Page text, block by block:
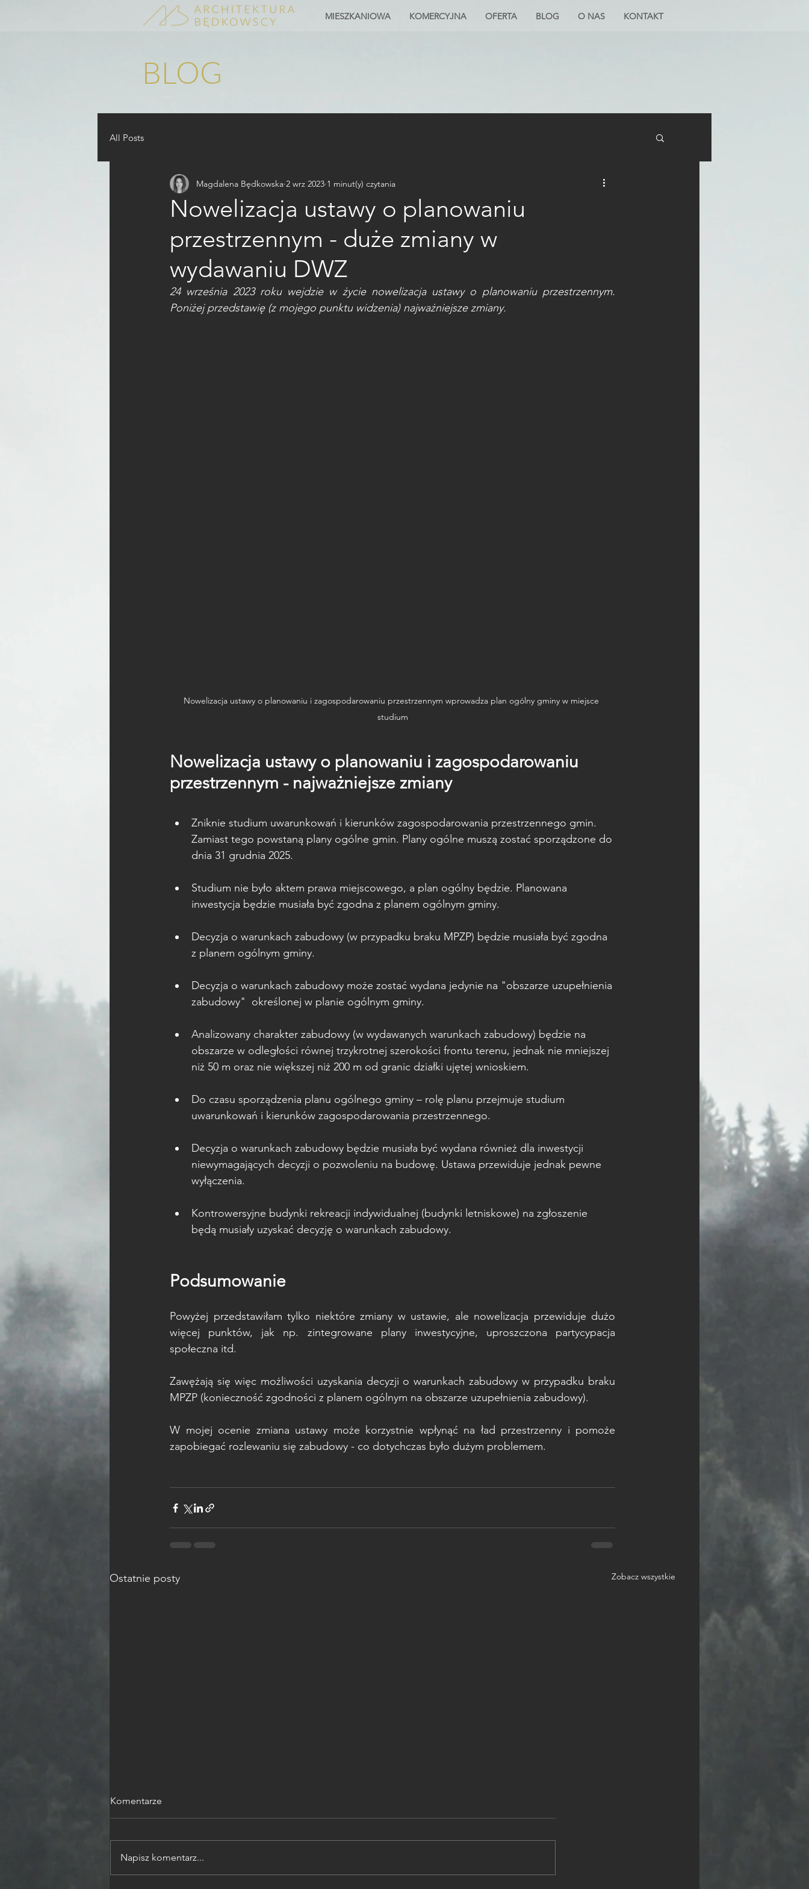
MIESZKANIOWA KOMERCYJNA OFERTA BLOG O NAS KONTAKT
BLOG
All Posts
Nowelizacja ustawy o planowaniu
przestrzennym - duże zmiany w
wydawaniu DWZ
Magdalena Będkowska 2 wrz 2023 1 minut(y) czytania
24 września 2023 roku wejdzie w życie nowelizacja ustawy o planowaniu przestrzennym.
Poniżej przedstawię (z mojego punktu widzenia) najważniejsze zmiany.
Nowelizacja ustawy o planowaniu i zagospodarowaniu przestrzennym wprowadza plan ogólny gminy w miejsce
studium
Nowelizacja ustawy o planowaniu i zagospodarowaniu
przestrzennym - najważniejsze zmiany
Zniknie studium uwarunkowań i kierunków zagospodarowania przestrzennego gmin.
Zamiast tego powstaną plany ogólne gmin. Plany ogólne muszą zostać sporządzone do
dnia 31 grudnia 2025.
Studium nie było aktem prawa miejscowego, a plan ogólny będzie. Planowana
inwestycja będzie musiała być zgodna z planem ogólnym gminy.
Decyzja o warunkach zabudowy (w przypadku braku MPZP) będzie musiała być zgodna
z planem ogólnym gminy.
Decyzja o warunkach zabudowy może zostać wydana jedynie na "obszarze uzupełnienia
zabudowy"  określonej w planie ogólnym gminy.
Analizowany charakter zabudowy (w wydawanych warunkach zabudowy) będzie na
obszarze w odległości równej trzykrotnej szerokości frontu terenu, jednak nie mniejszej
niż 50 m oraz nie większej niż 200 m od granic działki ujętej wnioskiem.
Do czasu sporządzenia planu ogólnego gminy – rolę planu przejmuje studium
uwarunkowań i kierunków zagospodarowania przestrzennego.
Decyzja o warunkach zabudowy będzie musiała być wydana również dla inwestycji
niewymagających decyzji o pozwoleniu na budowę. Ustawa przewiduje jednak pewne
wyłączenia.
Kontrowersyjne budynki rekreacji indywidualnej (budynki letniskowe) na zgłoszenie
będą musiały uzyskać decyzję o warunkach zabudowy.
Podsumowanie
Powyżej przedstawiłam tylko niektóre zmiany w ustawie, ale nowelizacja przewiduje dużo
więcej punktów, jak np. zintegrowane plany inwestycyjne, uproszczona partycypacja
społeczna itd.
Zawężają się więc możliwości uzyskania decyzji o warunkach zabudowy w przypadku braku
MPZP (konieczność zgodności z planem ogólnym na obszarze uzupełnienia zabudowy).
W mojej ocenie zmiana ustawy może korzystnie wpłynąć na ład przestrzenny i pomoże
zapobiegać rozlewaniu się zabudowy - co dotychczas było dużym problemem.
Ostatnie posty Zobacz wszystkie
Komentarze
Napisz komentarz...